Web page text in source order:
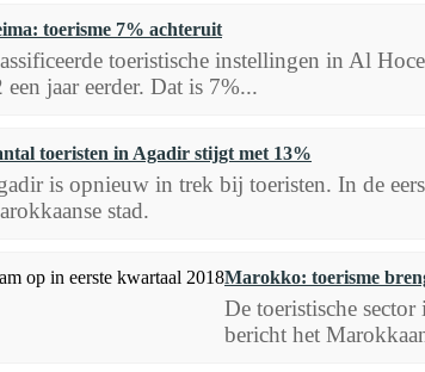
toerisme 7% achteruit
toeristische instellingen in Al
jaar eerder. Dat is 7%...
toeristen in Agadir stijgt met 13%
is opnieuw in trek bij toeristen. In de
stad.
Marokko: toerisme
De toeristische
bericht het